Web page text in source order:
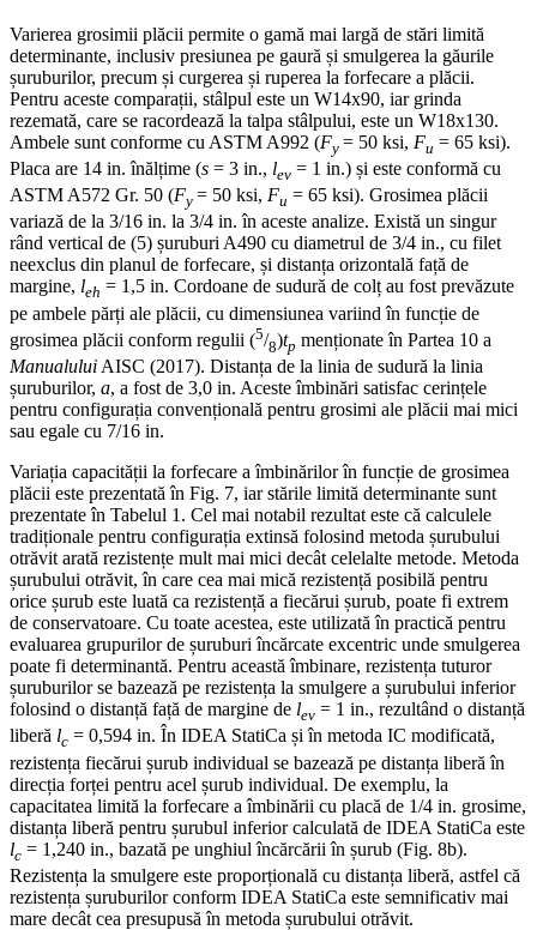
Varierea grosimii plăcii permite o gamă mai largă de stări limită
determinante, inclusiv presiunea pe gaură și smulgerea la găurile
șuruburilor, precum și curgerea și ruperea la forfecare a plăcii.
Pentru aceste comparații, stâlpul este un W14x90, iar grinda
rezemată, care se racordează la talpa stâlpului, este un W18x130.
Ambele sunt conforme cu ASTM A992 (Fy = 50 ksi, Fu = 65 ksi).
Placa are 14 in. înălțime (s = 3 in., lev = 1 in.) și este conformă cu
ASTM A572 Gr. 50 (Fy = 50 ksi, Fu = 65 ksi). Grosimea plăcii
variază de la 3/16 in. la 3/4 in. în aceste analize. Există un singur
rând vertical de (5) șuruburi A490 cu diametrul de 3/4 in., cu filet
neexclus din planul de forfecare, și distanța orizontală față de
margine, leh = 1,5 in. Cordoane de sudură de colț au fost prevăzute
pe ambele părți ale plăcii, cu dimensiunea variind în funcție de
grosimea plăcii conform regulii (5/8)tp menționate în Partea 10 a
Manualului AISC (2017). Distanța de la linia de sudură la linia
șuruburilor, a, a fost de 3,0 in. Aceste îmbinări satisfac cerințele
pentru configurația convențională pentru grosimi ale plăcii mai mici
sau egale cu 7/16 in.
Variația capacității la forfecare a îmbinărilor în funcție de grosimea
plăcii este prezentată în Fig. 7, iar stările limită determinante sunt
prezentate în Tabelul 1. Cel mai notabil rezultat este că calculele
tradiționale pentru configurația extinsă folosind metoda șurubului
otrăvit arată rezistențe mult mai mici decât celelalte metode. Metoda
șurubului otrăvit, în care cea mai mică rezistență posibilă pentru
orice șurub este luată ca rezistență a fiecărui șurub, poate fi extrem
de conservatoare. Cu toate acestea, este utilizată în practică pentru
evaluarea grupurilor de șuruburi încărcate excentric unde smulgerea
poate fi determinantă. Pentru această îmbinare, rezistența tuturor
șuruburilor se bazează pe rezistența la smulgere a șurubului inferior
folosind o distanță față de margine de lev = 1 in., rezultând o distanță
liberă lc = 0,594 in. În IDEA StatiCa și în metoda IC modificată,
rezistența fiecărui șurub individual se bazează pe distanța liberă în
direcția forței pentru acel șurub individual. De exemplu, la
capacitatea limită la forfecare a îmbinării cu placă de 1/4 in. grosime,
distanța liberă pentru șurubul inferior calculată de IDEA StatiCa este
lc = 1,240 in., bazată pe unghiul încărcării în șurub (Fig. 8b).
Rezistența la smulgere este proporțională cu distanța liberă, astfel că
rezistența șuruburilor conform IDEA StatiCa este semnificativ mai
mare decât cea presupusă în metoda șurubului otrăvit.